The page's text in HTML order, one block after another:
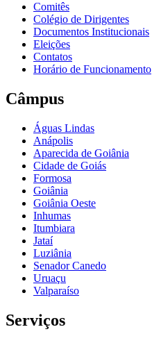
Comitês
Colégio de Dirigentes
Documentos Institucionais
Eleições
Contatos
Horário de Funcionamento
Câmpus
Águas Lindas
Anápolis
Aparecida de Goiânia
Cidade de Goiás
Formosa
Goiânia
Goiânia Oeste
Inhumas
Itumbiara
Jataí
Luziânia
Senador Canedo
Uruaçu
Valparaíso
Serviços